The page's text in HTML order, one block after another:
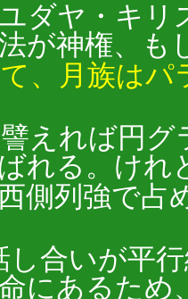
ダヤ・キリ
が神権、も
、月族は
えれば円
れる。け
側列強で
合いが平
にあるため